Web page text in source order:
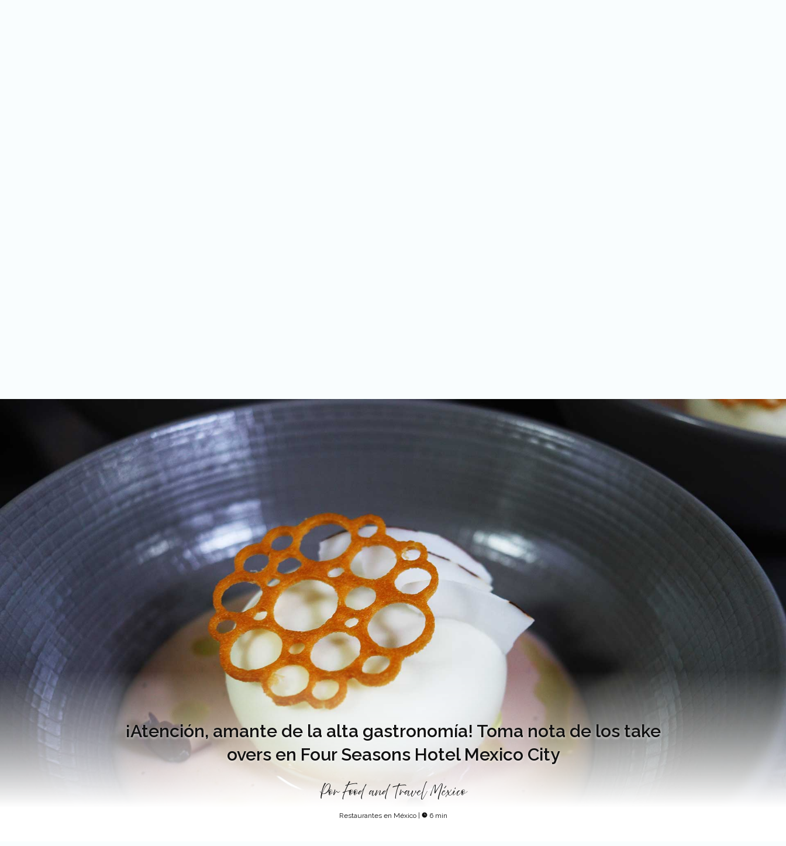
¡Atención, amante de la alta gastronomía! Toma nota de los take
overs en Four Seasons Hotel Mexico City
Por Food and Travel México
Restaurantes en México 6 min